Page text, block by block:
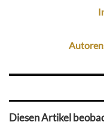
Diesen Artikel